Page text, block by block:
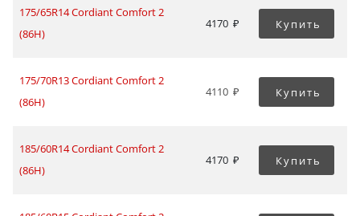
175/65R14 Cordiant Comfort 2
(86H)
4170 Купить
175/70R13 Cordiant Comfort 2
(86H)
4110 Купить
185/60R14 Cordiant Comfort 2
(86H)
4170 Купить